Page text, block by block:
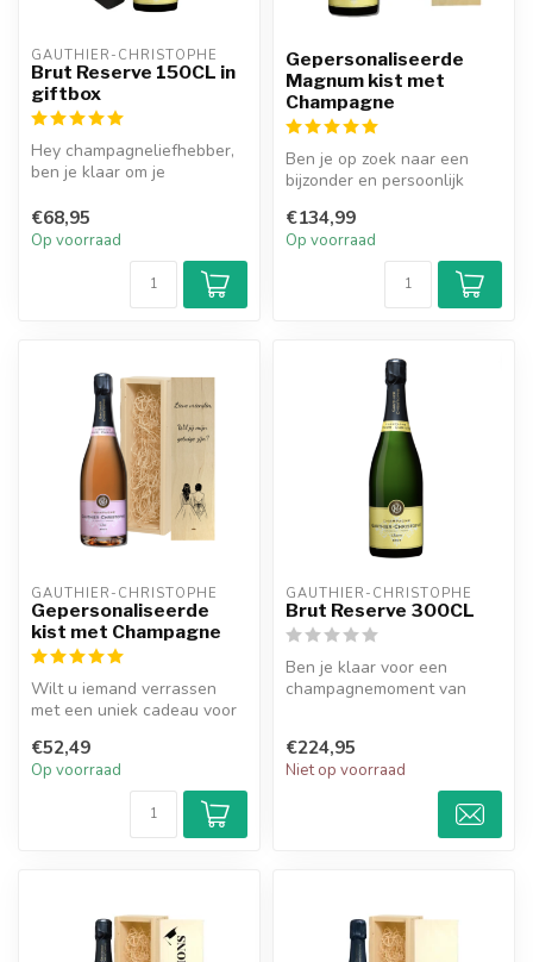
GAUTHIER-CHRISTOPHE
Brut Reserve 150CL in
giftbox
Hey champagneliefhebber,
ben je klaar om je
verwennen? Ontdek d...
€68,95
Op voorraad
Gepersonaliseerde
Magnum kist met
Champagne
Ben je op zoek naar een
bijzonder en persoonlijk
champagneliefhe...
€134,99
Op voorraad
GAUTHIER-CHRISTOPHE
Gepersonaliseerde
kist met Champagne
Wilt u iemand verrassen
met een uniek cadeau voor
Denk...
€52,49
Op voorraad
GAUTHIER-CHRISTOPHE
Brut Reserve 300CL
Ben je klaar voor een
champagnemoment van
€224,95
Niet op voorraad